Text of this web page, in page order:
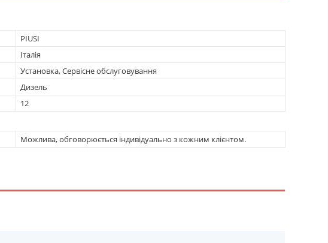
PIUSI
Італія
Установка, Сервісне обслуговування
Дизель
12
Можлива, обговорюється індивідуально з кожним клієнтом.